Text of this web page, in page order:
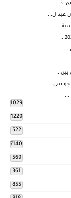
ذ...
عبدال...
...
...
ببن...
...
1029
1229
522
7140
569
361
855